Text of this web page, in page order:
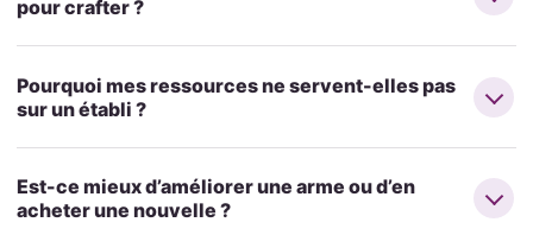
pour crafter ?
Pourquoi mes ressources ne servent-elles pas
sur un établi ?
Est-ce mieux d’améliorer une arme ou d’en
acheter une nouvelle ?